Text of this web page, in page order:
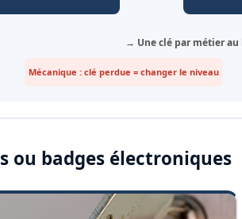
→ Une clé par métier au
Mécanique : clé perdue = changer le niveau
ou badges électroniques